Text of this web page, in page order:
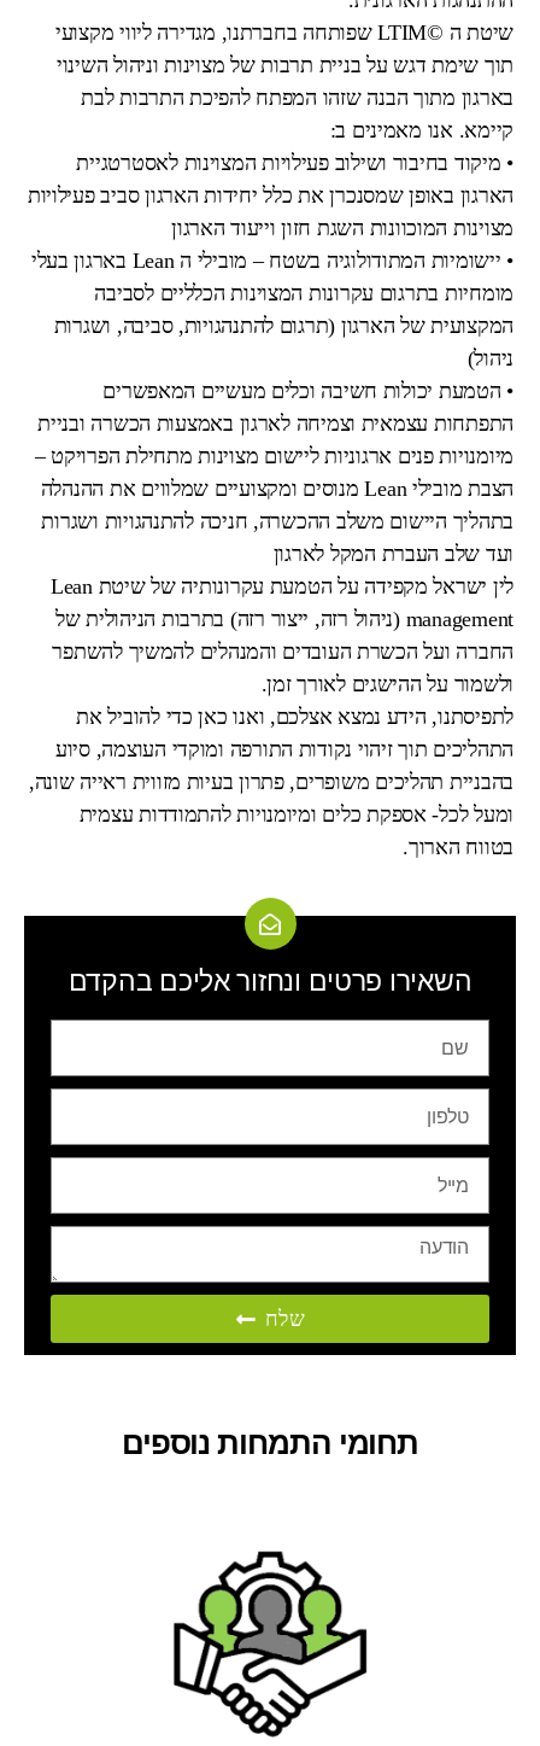
שיטת ה ©LTIM שפותחה בחברתנו, מגדירה ליווי מקצועי
תוך שימת דגש על בניית תרבות של מצוינות וניהול השינוי
בארגון מתוך הבנה שזהו המפתח להפיכת התרבות לבת
קיימא. אנו מאמינים ב:
• מיקוד בחיבור ושילוב פעילויות המצוינות לאסטרטגיית
הארגון באופן שמסנכרן את כלל יחידות הארגון סביב פעילויות
מצוינות המוכוונות השגת חזון וייעוד הארגון
• יישומיות המתודולוגיה בשטח – מובילי ה Lean בארגון בעלי
מומחיות בתרגום עקרונות המצוינות הכלליים לסביבה
המקצועית של הארגון (תרגום להתנהגויות, סביבה, ושגרות
ניהול)
• הטמעת יכולות חשיבה וכלים מעשיים המאפשרים
התפתחות עצמאית וצמיחה לארגון באמצעות הכשרה ובניית
מיומנויות פנים ארגוניות ליישום מצוינות מתחילת הפרויקט –
הצבת מובילי Lean מנוסים ומקצועיים שמלווים את ההנהלה
בתהליך היישום משלב ההכשרה, חניכה להתנהגויות ושגרות
ועד שלב העברת המקל לארגון
לין ישראל מקפידה על הטמעת עקרונותיה של שיטת Lean
management (ניהול רזה, ייצור רזה) בתרבות הניהולית של
החברה ועל הכשרת העובדים והמנהלים להמשיך להשתפר
ולשמור על ההישגים לאורך זמן.
לתפיסתנו, הידע נמצא אצלכם, ואנו כאן כדי להוביל את
התהליכים תוך זיהוי נקודות התורפה ומוקדי העוצמה, סיוע
בהבניית תהליכים משופרים, פתרון בעיות מזווית ראייה שונה,
ומעל לכל- אספקת כלים ומיומנויות להתמודדות עצמית
בטווח הארוך.
השאירו פרטים ונחזור אליכם בהקדם
שלח
תחומי התמחות נוספים